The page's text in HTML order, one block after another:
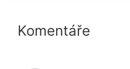
Interactions
Komentáře